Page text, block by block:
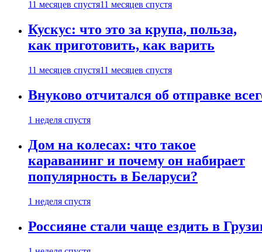
11 месяцев спустя11 месяцев спустя
Кускус: что это за крупа, польза,
как приготовить, как варить
11 месяцев спустя11 месяцев спустя
Внуково отчитался об отправке
1 неделя спустя
Дом на колесах: что такое
караванинг и почему он набирает
популярность в Беларуси?
1 неделя спустя
Россияне стали чаще ездить в